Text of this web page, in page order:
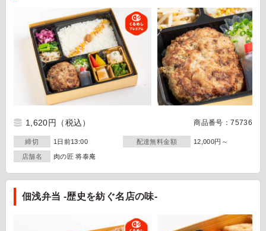
1,620円 （税込） 商品番号：75736
締切 1日前13:00 配達無料金額 12,000円～
店舗名 肉の匠 将泰庵
佃浅弁当 -歴史を紡ぐ名店の味-